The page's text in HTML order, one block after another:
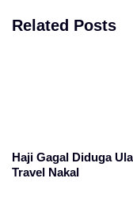
Related Posts
Haji Gagal Diduga
Travel Nakal